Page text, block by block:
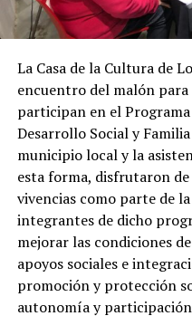
La Casa de la Cultura de
encuentro del malón para
participan en el
Desarrollo Social y
municipio local y la
esta forma, disfrutaron
vivencias como parte de
integrantes de dicho
mejorar las condiciones
apoyos sociales e
promoción y protección
autonomía y